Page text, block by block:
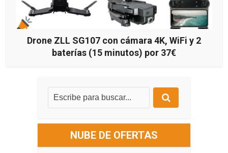
Drone ZLL SG107 con cámara 4K, WiFi y 2
baterías (15 minutos) por 37€
NUBE DE OFERTAS